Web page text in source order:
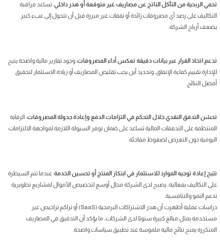
تحمي الربحية من التآكل الناتج عن مصاريف غير متوقعة أو هدر داخلي: تساعد مراقبة
التكاليف على رصد أي مصروفات زائدة أو نفقات غير مبررة قبل أن تتحول إلى عبء كبير
يضعف أرباح الشركة.
تدعم اتخاذ القرار عبر بيانات دقيقة تعكس أداء المصروفات: وجود تقارير مالية واضحة يتيح
للإدارة تقييم كفاءة الإنفاق، وتحديد أين يجب تقليص المصاريف أو زيادة الاستثمار لتحقيق
أفضل النتائج.
تحسّن التدفق النقدي خلال التحكم في التزامات الدفع وإعادة جدولة المصروفات: الرقابة
المنتظمة على التدفقات المالية تساعد على ضمان توفر السيولة اللازمة لمواجهة الالتزامات
اليومية دون التعرض لضغوط مفاجئة.
تتيح إعادة توجيه الموارد للاستثمار في ابتكار المنتج أو تحسين الخدمة: عندما تتم السيطرة
على التكاليف بفعالية، يصبح لدى الشركة مجال أوسع لتخصيص الأموال لمشاريع تطويرية
تدعم النمو والتنافسية.
دراسات عملية أظهرت أن هدر الاشتراكات البرمجية (SaaS) أو تراكم تراخيص غير
مستخدمة يمثل مبالغ كبيرة سنويًا لدى الشركات، ما يؤكد أن التدقيق في المصاريف
المتكررة يمنح نتائج مالية ملموسة عند تطبيق سياسات واضحة.